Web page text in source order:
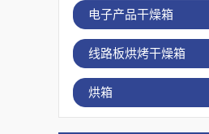
电子产品干燥箱
线路板烘烤干燥箱
烘箱